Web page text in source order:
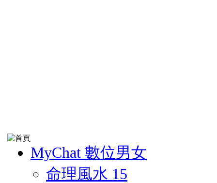
MyChat 數位男女
命理風水 15